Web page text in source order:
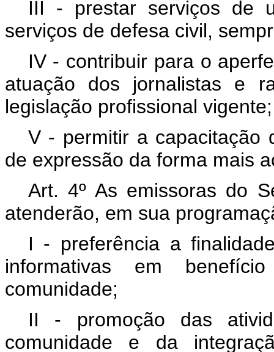
III - prestar serviços de
serviços de defesa civil,
IV - contribuir para o
atuação dos jornalistas e
legislação profissional vigente;
V - permitir a capacitação
de expressão da forma mais
Art. 4º As emissoras do
atenderão, em sua
I - preferência a
informativas em
comunidade;
II - promoção das
comunidade e da